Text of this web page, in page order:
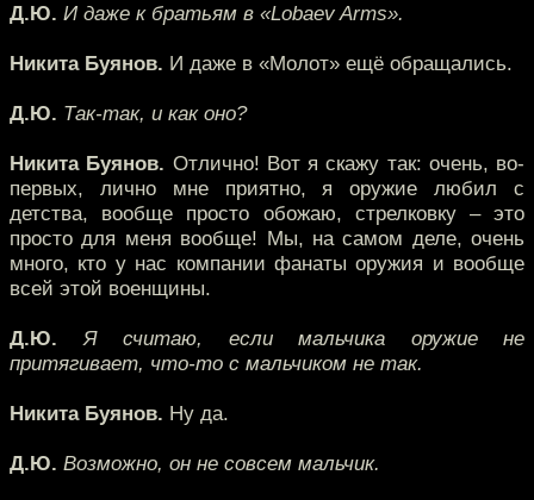
Д.Ю. И даже к братьям в «Lobaev Arms».
Никита Буянов. И даже в «Молот» ещё обращались.
Д.Ю. Так-так, и как оно?
Никита Буянов. Отлично! Вот я скажу так: очень, во-
первых, лично мне приятно, я оружие любил с
детства, вообще просто обожаю, стрелковку – это
просто для меня вообще! Мы, на самом деле, очень
много, кто у нас компании фанаты оружия и вообще
всей этой военщины.
Д.Ю. Я считаю, если мальчика оружие не
притягивает, что-то с мальчиком не так.
Никита Буянов. Ну да.
Д.Ю. Возможно, он не совсем мальчик.